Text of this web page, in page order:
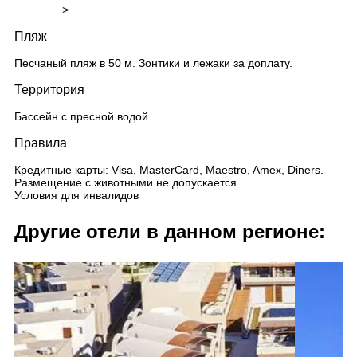
>
Пляж
Песчаный пляж в 50 м. Зонтики и лежаки за доплату.
Территория
Бассейн с пресной водой.
Правила
Кредитные карты: Visa, MasterCard, Maestro, Amex, Diners.
Размещение с животными не допускается
Условия для инвалидов
Другие отели в данном регионе: